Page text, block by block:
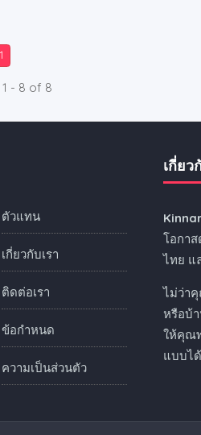
1
- 8 of 8
ตัวแทน
เกี่ยวกับเรา
ติดต่อเรา
ข้อกำหนด
ความเป็นส่วนตัว
เกี่ยว
โอกา
ไทย แ
ไม่ว่า
หรือบ้
ให้คุณ
แบบไ